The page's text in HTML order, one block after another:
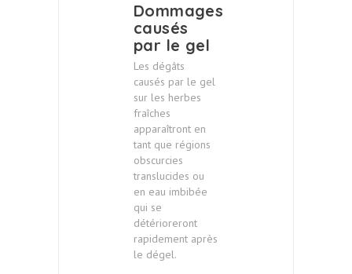
Dommages
causés
par le gel
Les dégâts
causés par le gel
sur les herbes
fraîches
apparaîtront en
tant que régions
obscurcies
translucides ou
en eau imbibée
qui se
détérioreront
rapidement après
le dégel.